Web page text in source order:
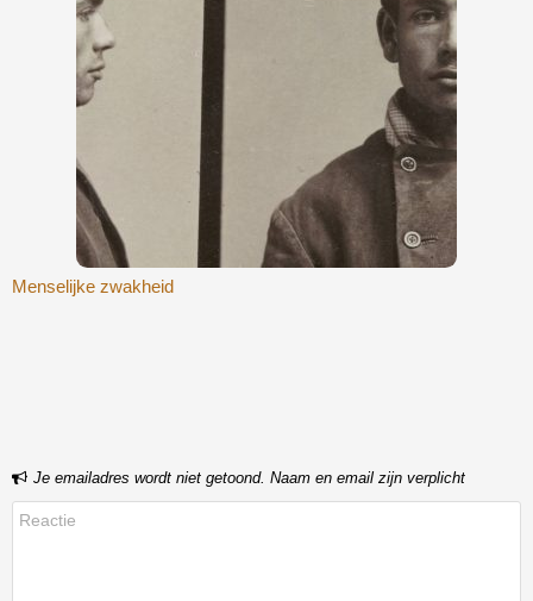
Menselijke zwakheid
Je emailadres wordt niet getoond. Naam en email zijn verplicht